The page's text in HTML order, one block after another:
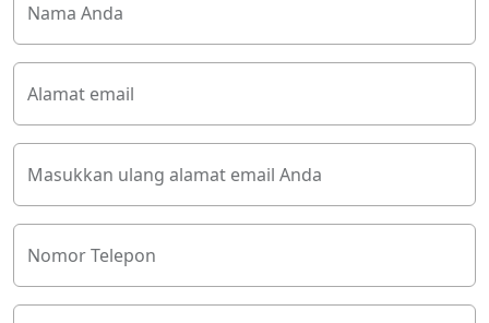
Nama Anda
Alamat email
Masukkan ulang alamat email Anda
Nomor Telepon